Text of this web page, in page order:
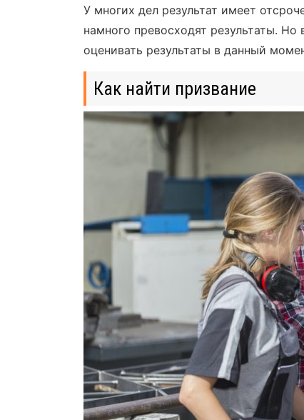
У многих дел результат имеет
намного превосходят результаты.
оценивать результаты в данный
Как найти призвание